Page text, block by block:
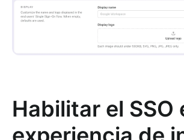
Habilitar el SSO